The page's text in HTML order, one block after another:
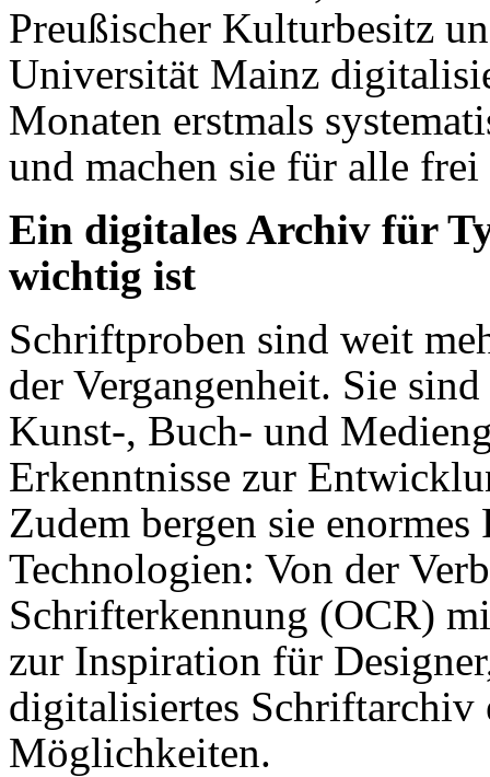
Preußischer Kulturbesitz
Universität Mainz
Monaten erstmals
und machen sie für alle
Ein digitales Archiv für
wichtig ist
Schriftproben sind weit
der Vergangenheit. Sie
Kunst-, Buch- und
Erkenntnisse zur
Zudem bergen sie
Technologien: Von der
Schrifterkennung (OCR)
zur Inspiration für
digitalisiertes
Möglichkeiten.